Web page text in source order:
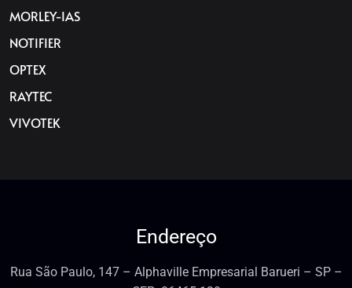
MORLEY-IAS
NOTIFIER
OPTEX
RAYTEC
VIVOTEK
Endereço
Rua São Paulo, 147 – Alphaville Empresarial Barueri – SP –